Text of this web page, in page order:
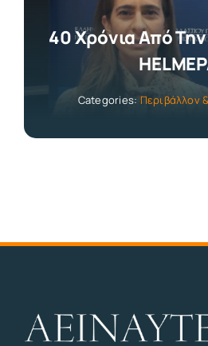
40 Χρόνια Από
Categories: Περιβάλλον